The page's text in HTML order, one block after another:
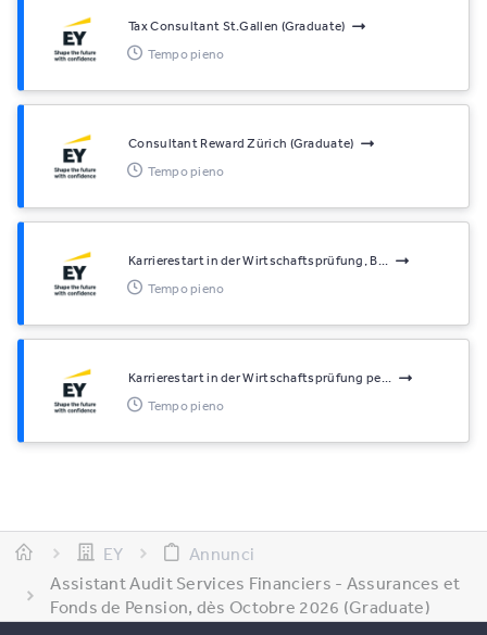
Tax Consultant St.Gallen (Graduate)
Tempo pieno
Consultant Reward Zürich (Graduate)
Tempo pieno
Karrierestart in der Wirtschaftsprüfung, B...
Tempo pieno
Karrierestart in der Wirtschaftsprüfung pe...
Tempo pieno
EY
Annunci
Assistant Audit Services Financiers - Assurances et
Fonds de Pension, dès Octobre 2026 (Graduate)